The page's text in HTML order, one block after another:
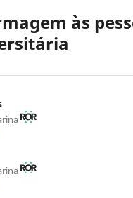
às